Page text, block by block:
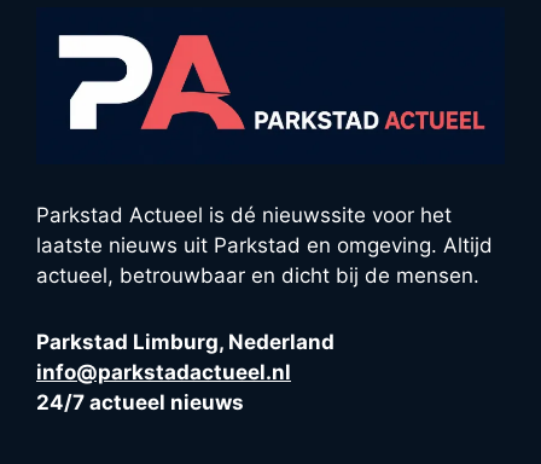
Parkstad Actueel is dé nieuwssite voor het
laatste nieuws uit Parkstad en omgeving. Altijd
actueel, betrouwbaar en dicht bij de mensen.
Parkstad Limburg, Nederland
info@parkstadactueel.nl
24/7 actueel nieuws